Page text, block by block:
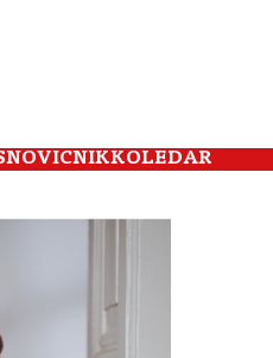
NOVIČNIKKOLEDAR